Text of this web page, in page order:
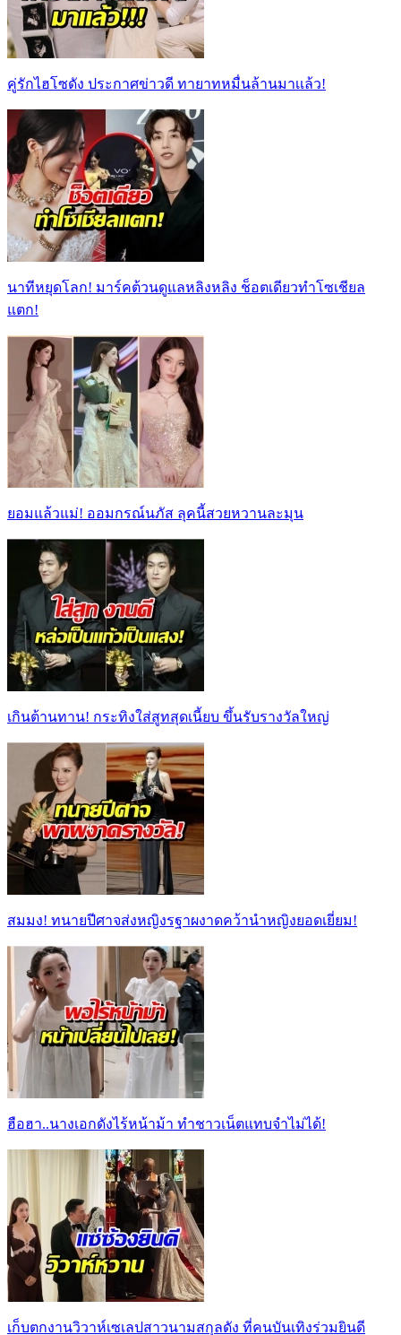
คู่รักไฮโซดัง ประกาศข่าวดี ทายาทหมื่นล้านมาเเล้ว!
นาทีหยุดโลก! มาร์คต้วนดูแลหลิงหลิง ช็อตเดียวทำโซเชียล
แตก!
ยอมแล้วแม่! ออมกรณ์นภัส ลุคนี้สวยหวานละมุน
เกินต้านทาน! กระทิงใส่สูทสุดเนี้ยบ ขึ้นรับรางวัลใหญ่
สมมง! ทนายปีศาจส่งหญิงรฐาผงาดคว้านำหญิงยอดเยี่ยม!
ฮือฮา..นางเอกดังไร้หน้าม้า ทำชาวเน็ตแทบจำไม่ได้!
เก็บตกงานวิวาห์เซเลปสาวนามสกุลดัง ที่คนบันเทิงร่วมยินดี